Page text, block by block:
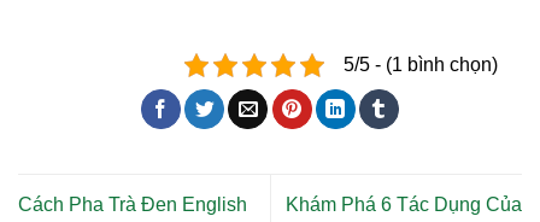
5/5 - (1 bình chọn)
Cách Pha Trà Đen English
Khám Phá 6 Tác Dụng Của